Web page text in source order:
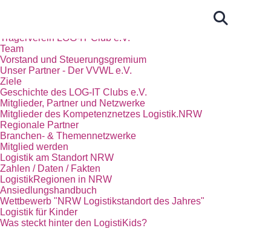
Trägerverein LOG-IT Club e.V.
Team
Vorstand und Steuerungsgremium
Unser Partner - Der VVWL e.V.
Ziele
Geschichte des LOG-IT Clubs e.V.
Mitglieder, Partner und Netzwerke
Mitglieder des Kompetenznetzes Logistik.NRW
Regionale Partner
Branchen- & Themennetzwerke
Mitglied werden
Logistik am Standort NRW
Zahlen / Daten / Fakten
LogistikRegionen in NRW
Ansiedlungshandbuch
Wettbewerb "NRW Logistikstandort des Jahres"
Logistik für Kinder
Was steckt hinter den LogistiKids?